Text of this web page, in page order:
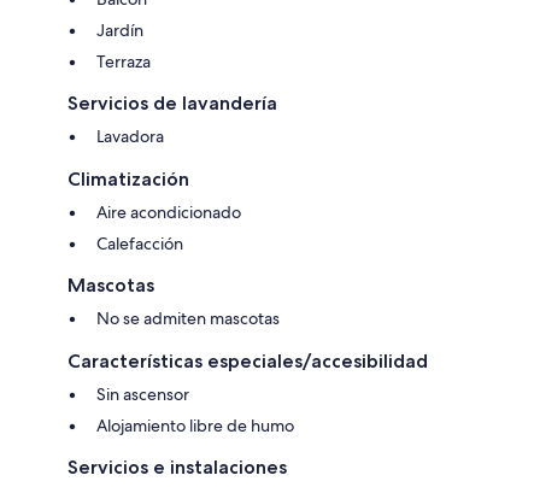
Jardín
Terraza
Servicios de lavandería
Lavadora
Climatización
Aire acondicionado
Calefacción
Mascotas
No se admiten mascotas
Características especiales/accesibilidad
Sin ascensor
Alojamiento libre de humo
Servicios e instalaciones